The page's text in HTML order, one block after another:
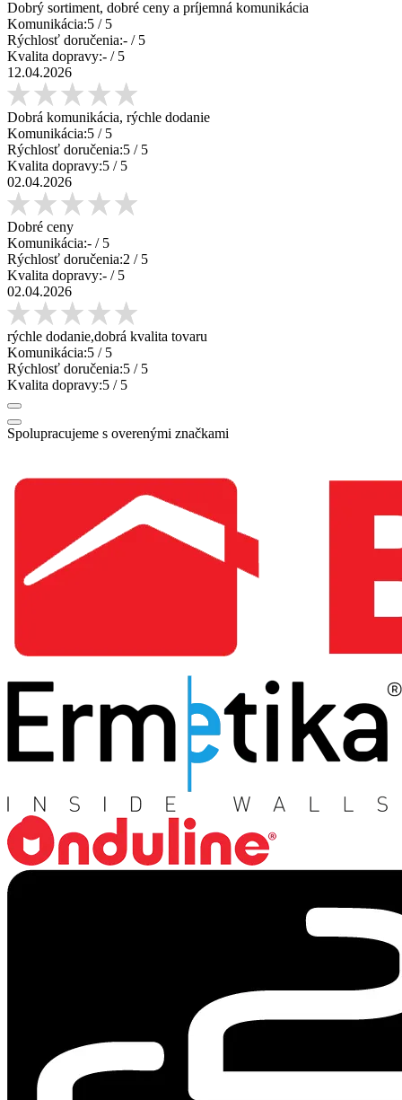
Dobrý sortiment, dobré ceny a príjemná komunikácia
Komunikácia:5 / 5
Rýchlosť doručenia:- / 5
Kvalita dopravy:- / 5
12.04.2026
Dobrá komunikácia, rýchle dodanie
Komunikácia:5 / 5
Rýchlosť doručenia:5 / 5
Kvalita dopravy:5 / 5
02.04.2026
Dobré ceny
Komunikácia:- / 5
Rýchlosť doručenia:2 / 5
Kvalita dopravy:- / 5
02.04.2026
rýchle dodanie,dobrá kvalita tovaru
Komunikácia:5 / 5
Rýchlosť doručenia:5 / 5
Kvalita dopravy:5 / 5
Spolupracujeme s overenými značkami